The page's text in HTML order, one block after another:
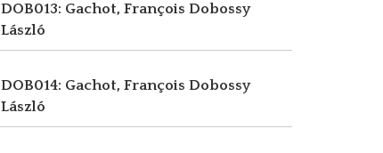
DOB013: Gachot, François Dobossy
László
DOB014: Gachot, François Dobossy
László